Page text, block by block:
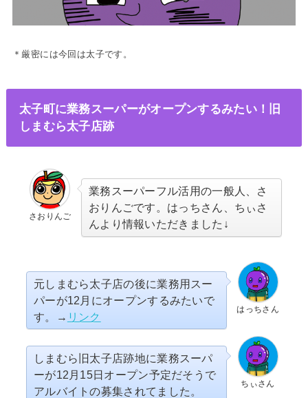
＊厳密には今回は太子です。
太子町に業務スーパーがオープンするみたい！旧
しまむら太子店跡
さおりんご
業務スーパーフル活用の一般人、さ
おりんごです。はっちさん、ちぃさ
んより情報いただきました↓
はっちさん
元しまむら太子店の後に業務用スー
パーが12月にオープンするみたいで
す。→ リンク
ちぃさん
しまむら旧太子店跡地に業務スーパ
ーが12月15日オープン予定だそうで
アルバイトの募集されてました。